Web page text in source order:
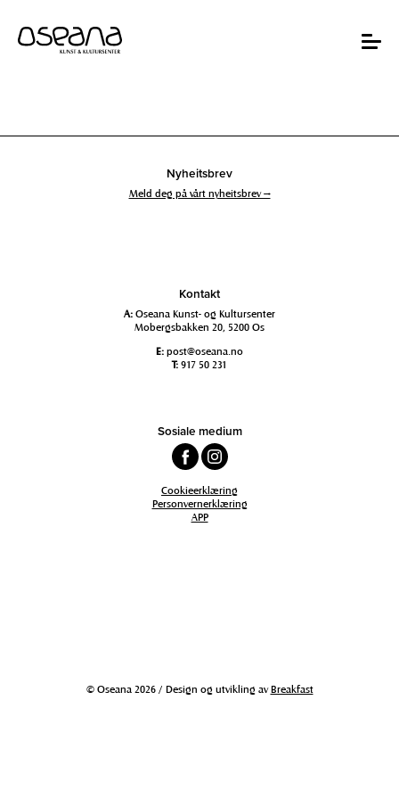
innhold
navigasjon
Toggle
Nyheitsbrev
Meld deg på vårt nyheitsbrev →
Kontakt
A: Oseana Kunst- og Kultursenter
Mobergsbakken 20, 5200 Os
E: post@oseana.no
T: 917 50 231
Sosiale medium
Cookieerklæring
Personvernerklæring
APP
© Oseana 2026 / Design og utvikling avBreakfast